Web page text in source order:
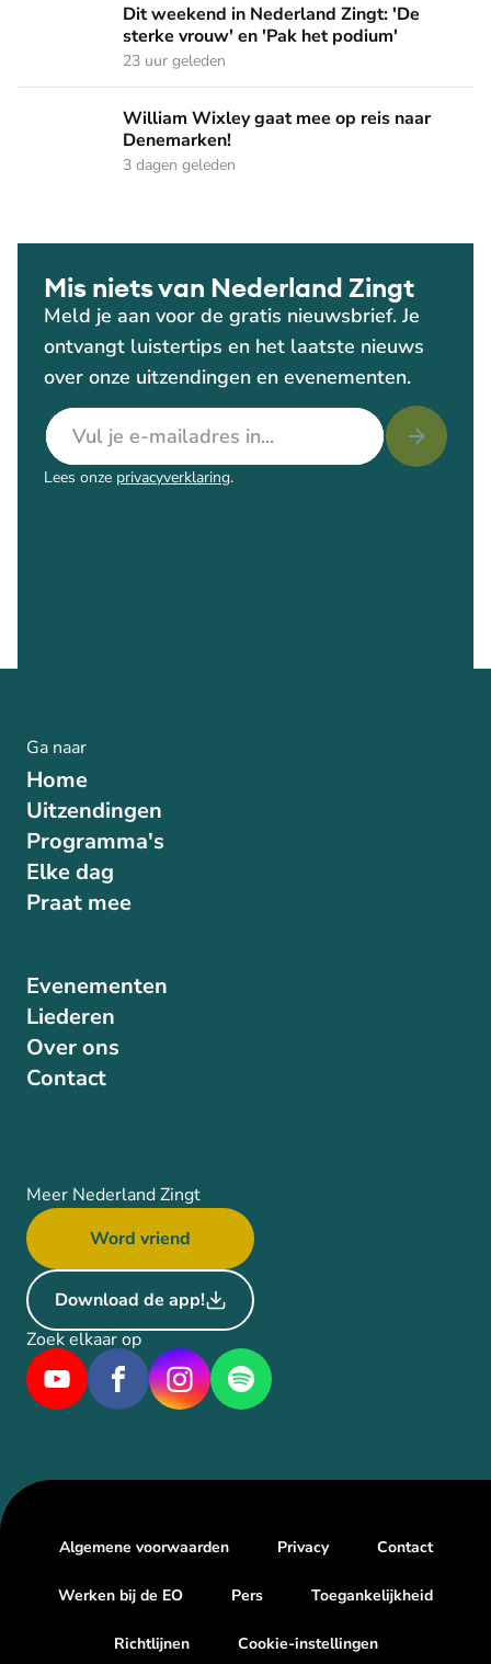
Dit weekend in Nederland Zingt: 'De sterke vrouw' en 'Pak
Dit weekend in Nederland Zingt: 'De
sterke vrouw' en 'Pak het podium'
23 uur geleden
William Wixley gaat mee op reis naar Denemarken!
William Wixley gaat mee op reis naar
Denemarken!
3 dagen geleden
Mis niets van Nederland Zingt
Meld je aan voor de gratis nieuwsbrief. Je
ontvangt luistertips en het laatste nieuws
over onze uitzendingen en evenementen.
E-mailadres
Lees onze privacyverklaring.
Ga naar
Home
Uitzendingen
Programma's
Elke dag
Praat mee
Evenementen
Liederen
Over ons
Contact
Meer Nederland Zingt
Word vriend
Download de app!
Zoek elkaar op
Algemene voorwaarden Privacy Contact
Werken bij de EO Pers Toegankelijkheid
Richtlijnen Cookie-instellingen